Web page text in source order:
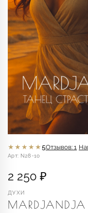
★★★★★5Отзывов: 1
Арт: N28-10
2 250 ₽
ДУХИ
MARDJANDJA